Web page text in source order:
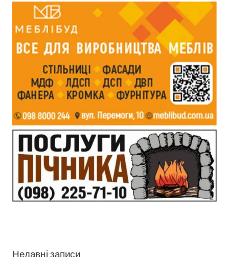
Недавні записи